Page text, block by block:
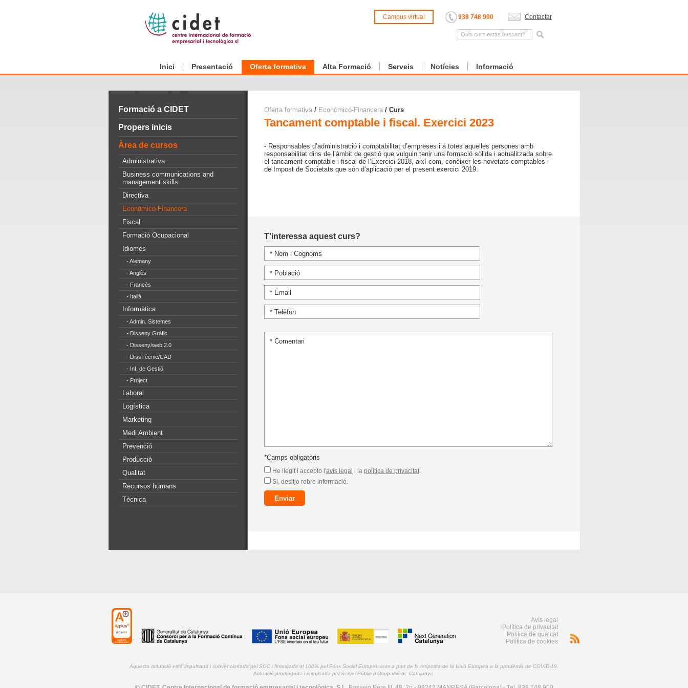
Campus virtual 938 748 900 Contactar
Inici Presentació Oferta formativa Alta Formació Serveis Notícies Informació
Formació a CIDET
Propers inicis
Àrea de cursos
Administrativa
Business communications and
management skills
Directiva
Econòmico-Financera
Fiscal
Formació Ocupacional
Idiomes
- Alemany
- Anglès
- Francès
- Italià
Informàtica
- Admin. Sistemes
- Disseny Gràfic
- Disseny/web 2.0
- DissTècnic/CAD
- Inf. de Gestió
- Project
Laboral
Logística
Marketing
Medi Ambient
Prevenció
Producció
Qualitat
Recursos humans
Tècnica
Oferta formativa / Econòmico-Financera / Curs
Tancament comptable i fiscal. Exercici 2023
- Responsables d’administració i comptabilitat d’empreses i a totes aquelles persones amb
responsabilitat dins de l’àmbit de gestió que vulguin tenir una formació sòlida i actualitzada sobre
el tancament comptable i fiscal de l’Exercici 2018, així com, conèixer les novetats comptables i
de Impost de Societats que són d’aplicació per el present exercici 2019.
T'interessa aquest curs?
*Camps obligatòris
He llegit i accepto l'avís legal i la política de privacitat.
Si, desitjo rebre informació.
Avís legal
Política de privacitat
Política de qualitat
Política de cookies
Aquesta actuació està impulsada i subvencionada pel SOC i finançada al 100% pel Fons Social Europeu com a part de la resposta de la Unió Europea a la pandèmia de COVID-19.
Actuació promoguda i impulsada pel Servei Públic d'Ocupació de Catalunya.